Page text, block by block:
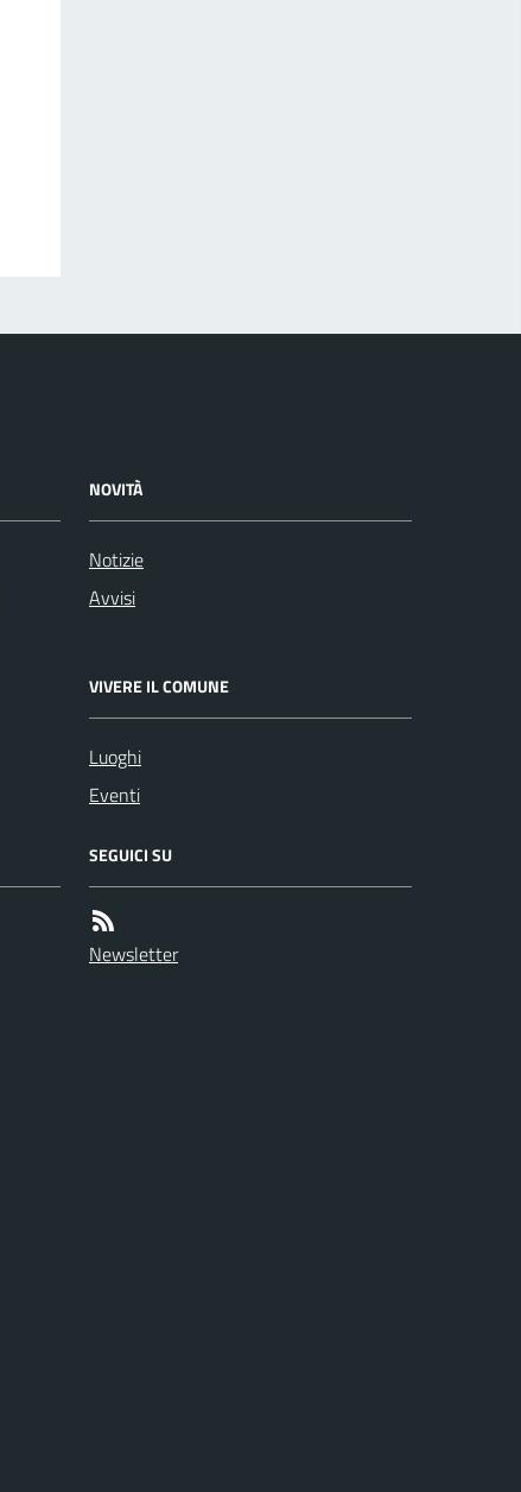
NOVITÀ
Notizie
Avvisi
VIVERE IL COMUNE
Luoghi
Eventi
SEGUICI SU
Newsletter